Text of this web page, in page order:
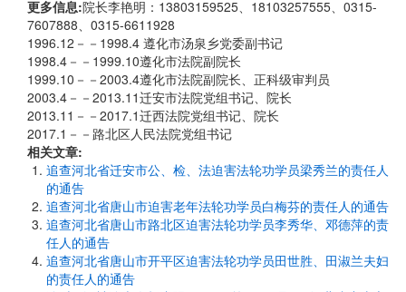
更多信息:院长李艳明：13803159525、18103257555、0315-
7607888、0315-6611928
1996.12－－1998.4 遵化市汤泉乡党委副书记
1998.4－－1999.10遵化市法院副院长
1999.10－－2003.4遵化市法院副院长、正科级审判员
2003.4－－2013.11迁安市法院党组书记、院长
2013.11－－2017.1迁西法院党组书记、院长
2017.1－－路北区人民法院党组书记
相关文章:
追查河北省迁安市公、检、法迫害法轮功学员梁秀兰的责任人
的通告
追查河北省唐山市迫害老年法轮功学员白梅芬的责任人的通告
追查河北省唐山市路北区迫害法轮功学员李秀华、邓德萍的责
任人的通告
追查河北省唐山市开平区迫害法轮功学员田世胜、田淑兰夫妇
的责任人的通告